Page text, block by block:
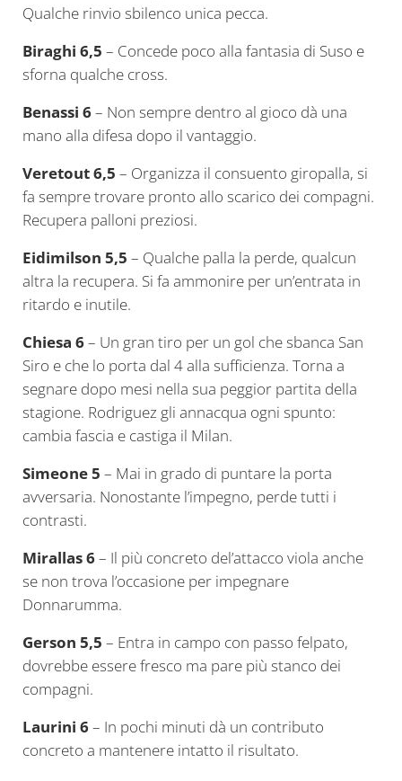
Qualche rinvio sbilenco unica pecca.
Biraghi 6,5 – Concede poco alla fantasia di Suso e
sforna qualche cross.
Benassi 6– Non sempre dentro al gioco dà una
mano alla difesa dopo il vantaggio.
Veretout 6,5 – Organizza il consuento giropalla, si
fa sempre trovare pronto allo scarico dei compagni.
Recupera palloni preziosi.
Eidimilson 5,5 – Qualche palla la perde, qualcun
altra la recupera. Si fa ammonire per un’entrata in
ritardo e inutile.
Chiesa 6– Un gran tiro per un gol che sbanca San
Siro e che lo porta dal 4 alla sufficienza. Torna a
segnare dopo mesi nella sua peggior partita della
stagione. Rodriguez gli annacqua ogni spunto:
cambia fascia e castiga il Milan.
Simeone 5 – Mai in grado di puntare la porta
avversaria. Nonostante l’impegno, perde tutti i
contrasti.
Mirallas 6– Il più concreto del’attacco viola anche
se non trova l’occasione per impegnare
Donnarumma.
Gerson 5,5 – Entra in campo con passo felpato,
dovrebbe essere fresco ma pare più stanco dei
compagni.
Laurini 6– In pochi minuti dà un contributo
concreto a mantenere intatto il risultato.